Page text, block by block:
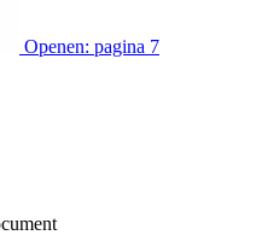
Openen: pagina 7